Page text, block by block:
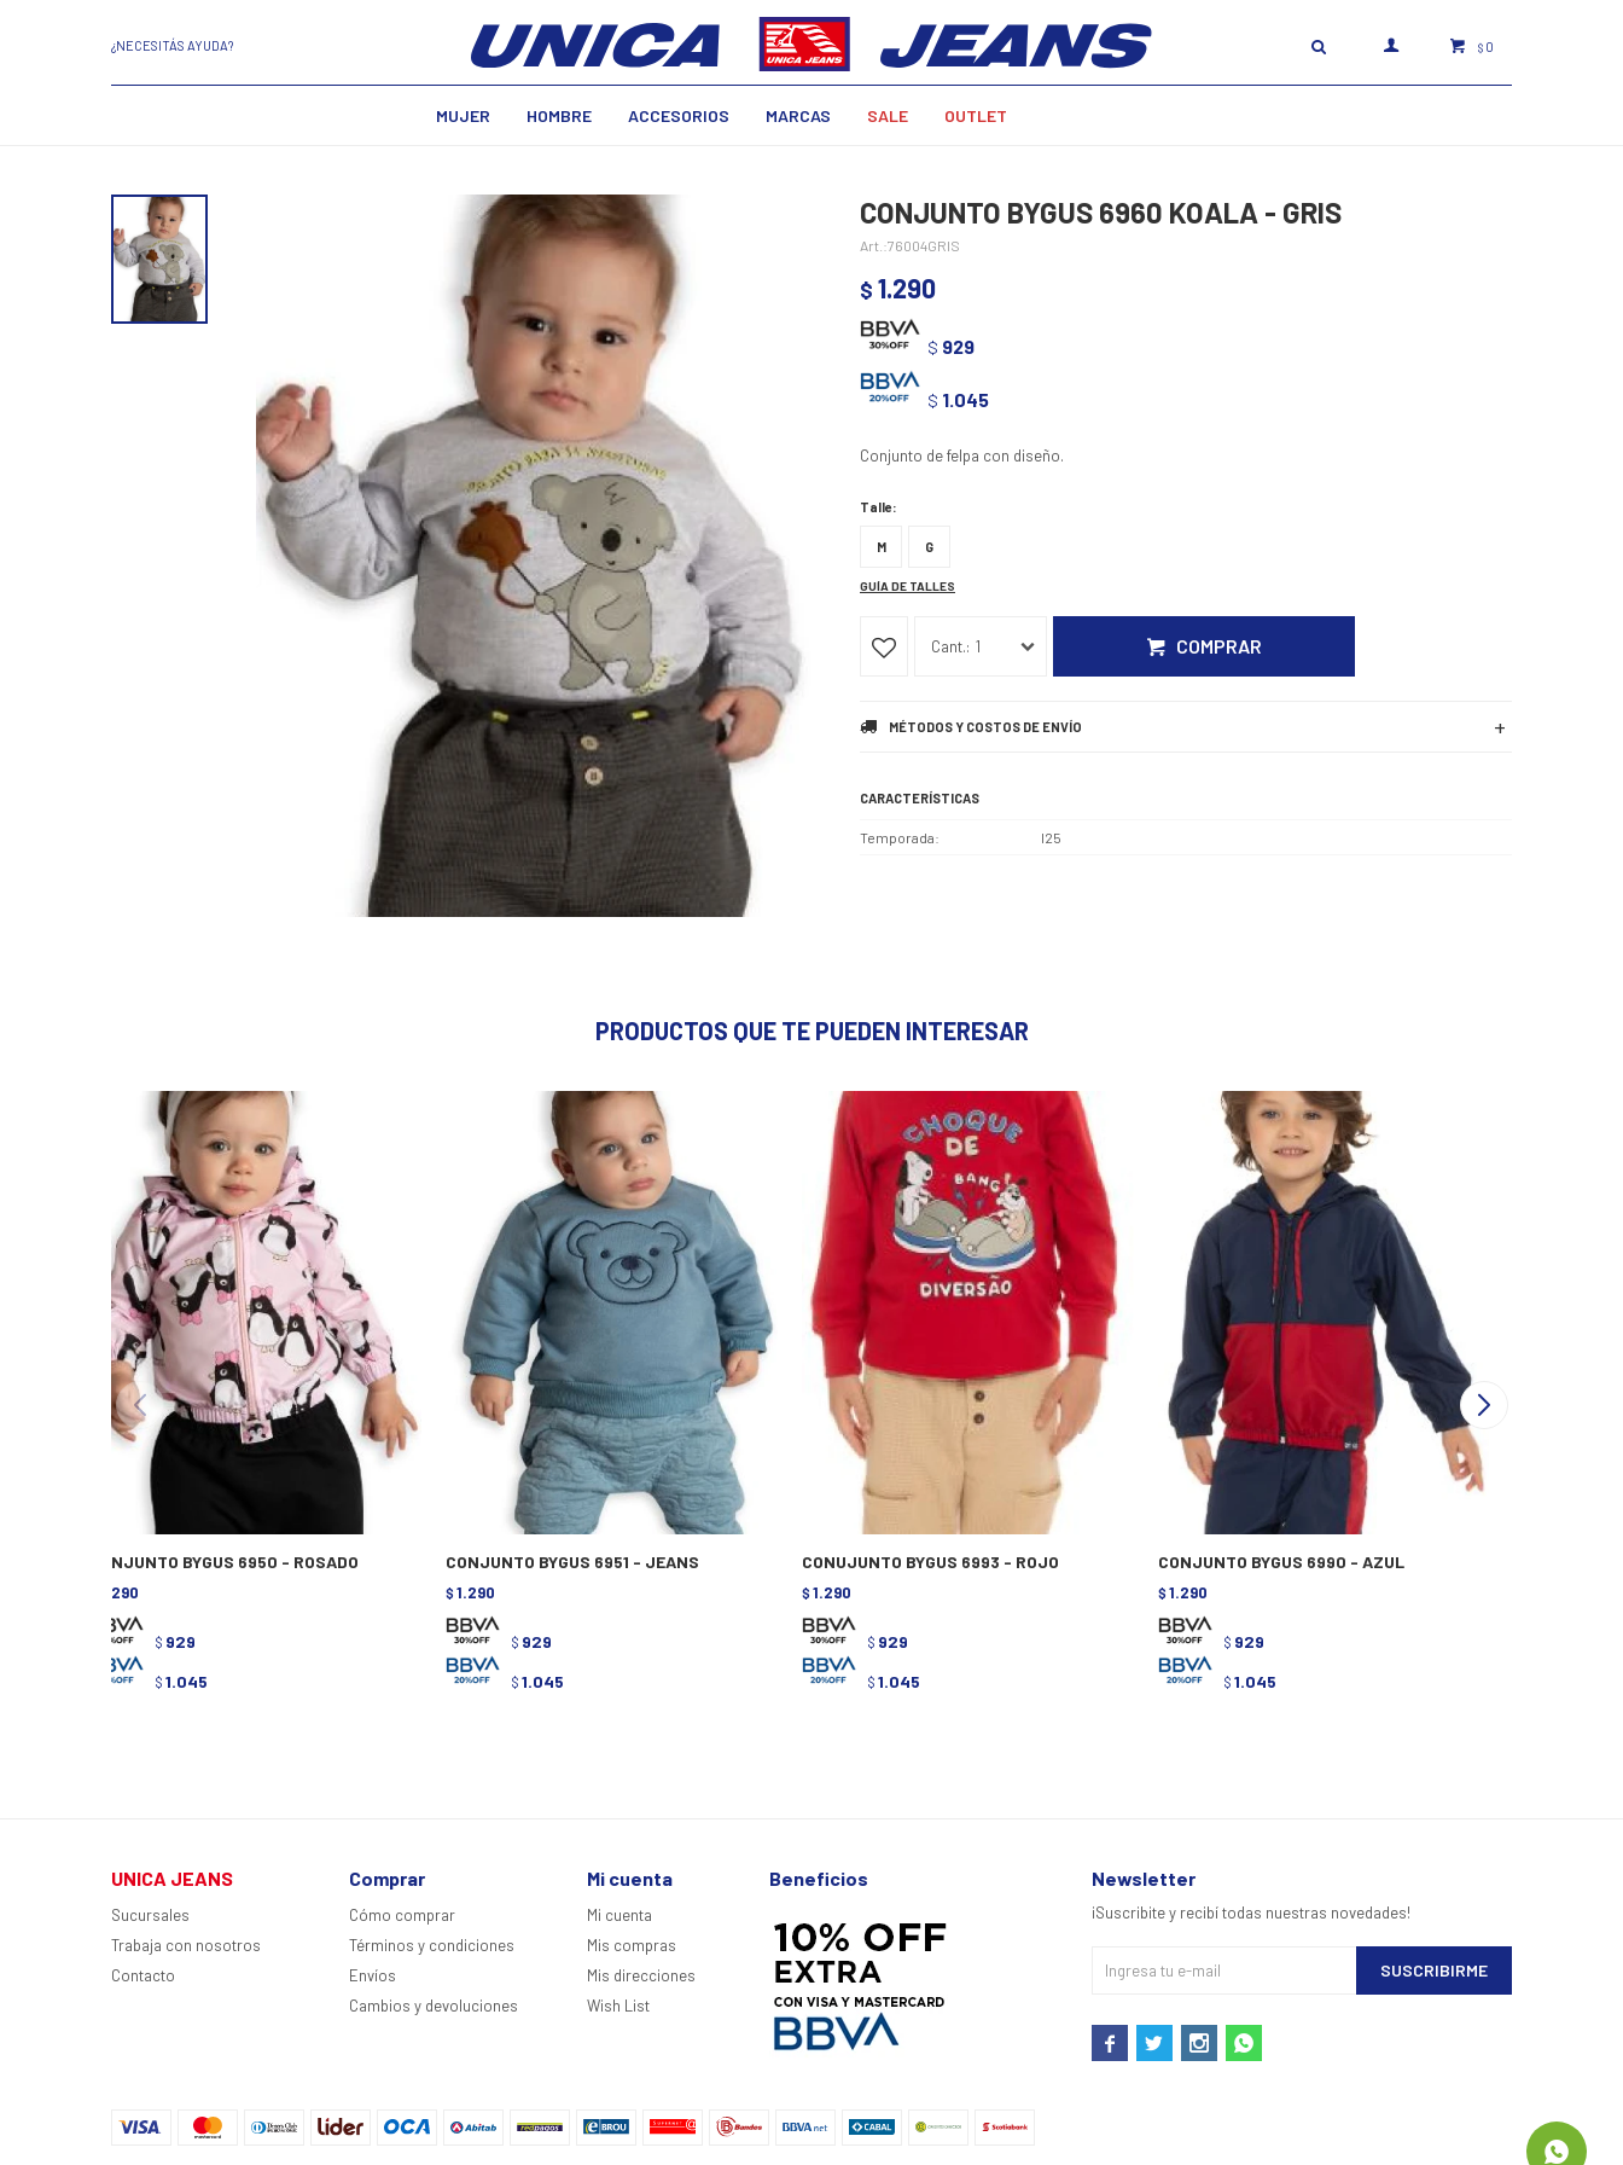
MUJER HOMBRE ACCESORIOS MARCAS SALE OUTLET
$ 0
¿NECESITÁS AYUDA?
CONJUNTO BYGUS 6960 KOALA - GRIS
76004GRIS
$ 1.290
$ 929
$ 1.045
Conjunto de felpa con diseño.
Talle:
M G
GUÍA DE TALLES
1 COMPRAR
MÉTODOS Y COSTOS DE ENVÍO
CARACTERÍSTICAS
Temporada I25
PRODUCTOS QUE TE PUEDEN INTERESAR
CONJUNTO BYGUS 6950 - ROSADO
1.290
$ 929
$ 1.045
CONJUNTO BYGUS 6951 - JEANS
$ 1.290
$ 929
$ 1.045
CONUJUNTO BYGUS 6993 - ROJO
$ 1.290
$ 929
$ 1.045
CONJUNTO BYGUS 6990 - AZUL
$ 1.290
$ 929
$ 1.045
UNICA JEANS
Sucursales
Trabaja con nosotros
Contacto
Comprar
Cómo comprar
Términos y condiciones
Envíos
Cambios y devoluciones
Mi cuenta
Mi cuenta
Mis compras
Mis direcciones
Wish List
Beneficios Newsletter
¡Suscribite y recibí todas nuestras novedades!
SUSCRIBIRME
   